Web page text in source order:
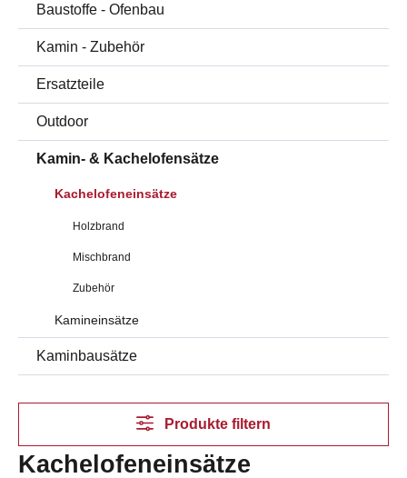
Baustoffe - Ofenbau
Kamin - Zubehör
Ersatzteile
Outdoor
Kamin- & Kachelofensätze
Kachelofeneinsätze
Holzbrand
Mischbrand
Zubehör
Kamineinsätze
Kaminbausätze
Produkte filtern
Kachelofeneinsätze